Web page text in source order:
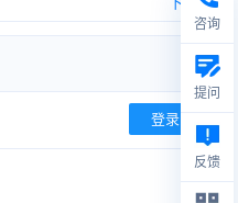
登录
咨询
提问
反馈